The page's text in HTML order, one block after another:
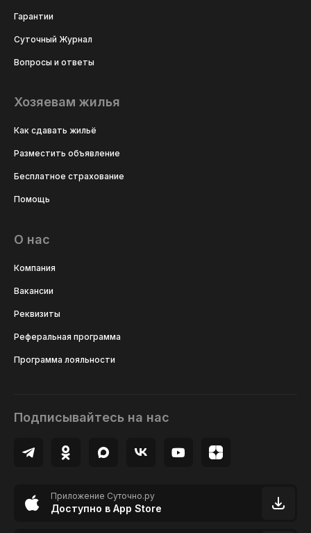
Гарантии
Суточный Журнал
Вопросы и ответы
Хозяевам жилья
Как сдавать жильё
Разместить объявление
Бесплатное страхование
Помощь
О нас
Компания
Вакансии
Реквизиты
Реферальная программа
Программа лояльности
Подписывайтесь на нас
Приложение Суточно.ру
Доступно в App Store